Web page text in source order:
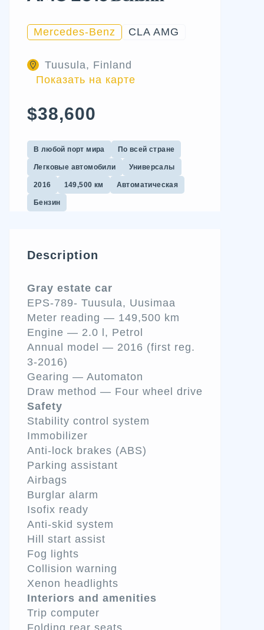
Mercedes-Benz CLA AMG
Tuusula, Finland
Показать на карте
$38,600
В любой порт мира По всей стране
Легковые автомобили Универсалы
2016 149,500 км Автоматическая
Бензин
Description
Gray estate car
EPS-789- Tuusula, Uusimaa
Meter reading — 149,500 km
Engine — 2.0 l, Petrol
Annual model — 2016 (first reg.
3-2016)
Gearing — Automaton
Draw method — Four wheel drive
Safety
Stability control system
Immobilizer
Anti-lock brakes (ABS)
Parking assistant
Airbags
Burglar alarm
Isofix ready
Anti-skid system
Hill start assist
Fog lights
Collision warning
Xenon headlights
Interiors and amenities
Trip computer
Folding rear seats